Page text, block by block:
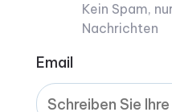
Kein Spam,
Nachrichten
Email